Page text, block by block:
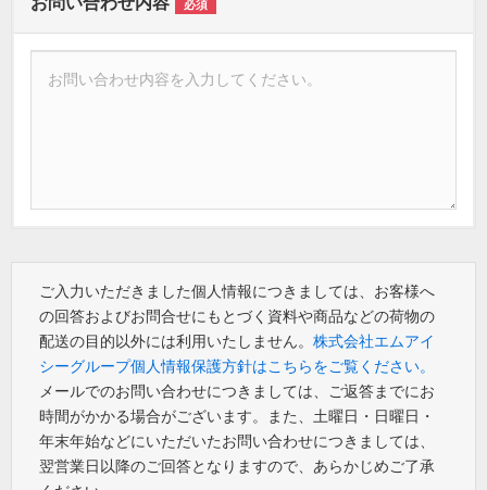
必須
ご入力いただきました個人情報につきましては、お客様へ
の回答およびお問合せにもとづく資料や商品などの荷物の
配送の目的以外には利用いたしません。 株式会社エムアイ
シーグループ個人情報保護方針はこちらをご覧ください。
メールでのお問い合わせにつきましては、ご返答までにお
時間がかかる場合がございます。また、土曜日・日曜日・
年末年始などにいただいたお問い合わせにつきましては、
翌営業日以降のご回答となりますので、あらかじめご了承